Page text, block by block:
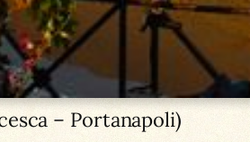
– Portanapoli)